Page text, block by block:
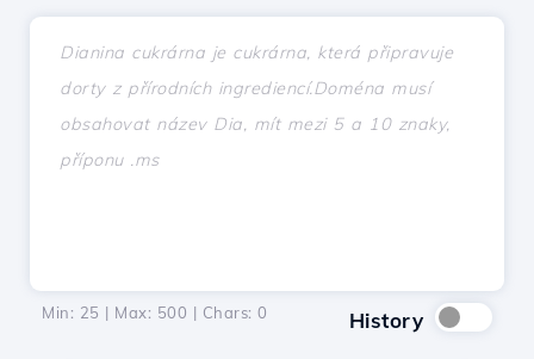
Min: 25 | Max: 500 | Chars: 0 History